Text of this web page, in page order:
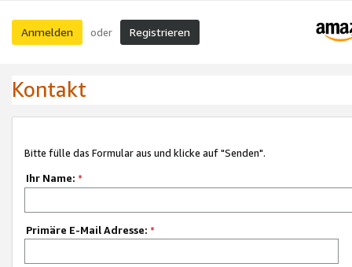
Anmelden oder Registrieren
Kontakt
Bitte fülle das Formular aus und klicke auf "Senden".
Ihr Name: *
Primäre E-Mail Adresse: *